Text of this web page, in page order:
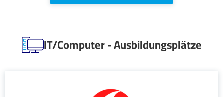
IT/Computer - Ausbildungsplätze